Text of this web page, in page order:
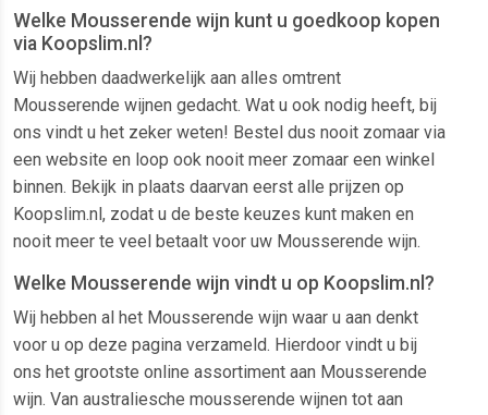
Welke Mousserende wijn kunt u goedkoop kopen
via Koopslim.nl?
Wij hebben daadwerkelijk aan alles omtrent
Mousserende wijnen gedacht. Wat u ook nodig heeft, bij
ons vindt u het zeker weten! Bestel dus nooit zomaar via
een website en loop ook nooit meer zomaar een winkel
binnen. Bekijk in plaats daarvan eerst alle prijzen op
Koopslim.nl, zodat u de beste keuzes kunt maken en
nooit meer te veel betaalt voor uw Mousserende wijn.
Welke Mousserende wijn vindt u op Koopslim.nl?
Wij hebben al het Mousserende wijn waar u aan denkt
voor u op deze pagina verzameld. Hierdoor vindt u bij
ons het grootste online assortiment aan Mousserende
wijn. Van australiesche mousserende wijnen tot aan